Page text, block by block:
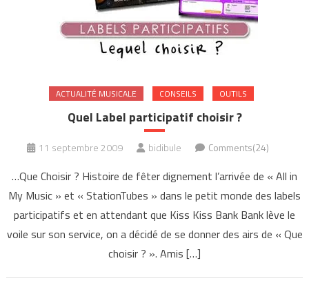
ACTUALITÉ MUSICALE CONSEILS OUTILS
Quel Label participatif choisir ?
11 septembre 2009 bidibule Comments(24)
…Que Choisir ? Histoire de fêter dignement l’arrivée de « All in
My Music » et « StationTubes » dans le petit monde des labels
participatifs et en attendant que Kiss Kiss Bank Bank lève le
voile sur son service, on a décidé de se donner des airs de « Que
choisir ? ». Amis […]